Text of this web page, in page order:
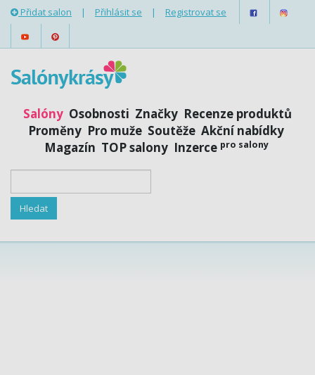
Přidat salon | Přihlásit se | Registrovat se
Salóny Osobnosti Značky Recenze produktů
Proměny Pro muže Soutěže Akční nabídky
Magazín TOP salony Inzerce pro salony